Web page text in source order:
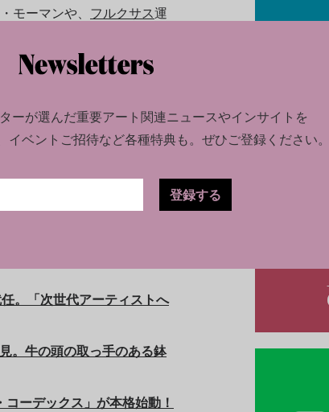
モーマンや、 フルクサス運
きる。こうしたムーアの写
先駆的かつ奇抜な方法がよ
ルバニア駅解体を4年間にわ
いる。（翻訳：平林まき）
れました。元記事は
。「次世代アーティストへ
。牛の頭の取っ手のある鉢
ーデックス」が本格始動！
ーが選んだ重要アート関連ニュースやインサイトを
イベントご招待など各種特典も。ぜひご登録ください。
登録する